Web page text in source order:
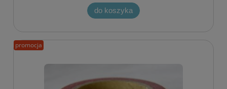
do koszyka
promocja